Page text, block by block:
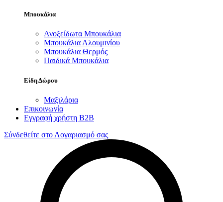
Μπουκάλια
Ανοξείδωτα Μπουκάλια
Μπουκάλια Αλουμινίου
Μπουκάλια Θερμός
Παιδικά Μπουκάλια
Είδη Δώρου
Μαξιλάρια
Επικοινωνία
Εγγραφή χρήστη B2B
Σύνδεθείτε στο Λογαριασμό σας